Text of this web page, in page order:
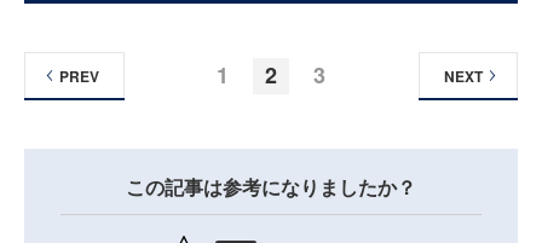
1 2 3
PREV NEXT
この記事は参考になりましたか？